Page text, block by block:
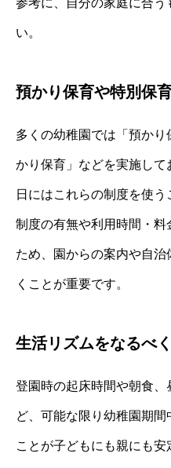
参考に、自分の家庭に合う
い。
預かり保育や特別保
多くの幼稚園では「預か
かり保育」などを実施し
日にはこれらの制度を使う
制度の有無や利用時間・
ため、園からの案内や自
くことが重要です。
生活リズムをなるべ
登園時の起床時間や朝食
ど、可能な限り幼稚園期
ことが子どもにも親にも